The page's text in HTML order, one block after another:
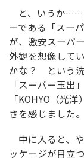
と、いうか……
ーである「スー
が、激安スーパ
外観を想像して
かな？ という洗
「スーパー玉出
「KOHYO（光
さを感じました。
中に入ると、
ッケージが目立